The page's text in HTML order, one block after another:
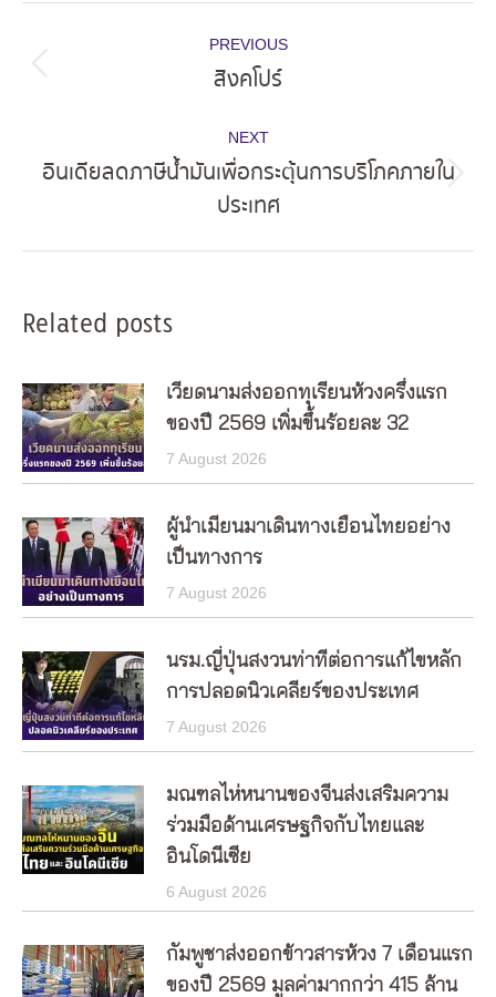
navigation
PREVIOUS
Previous
สิงคโปร์
NEXT
post:
อินเดียลดภาษีน้ำมันเพื่อกระตุ้นการบริโภคภายใน
ประเทศ
Related posts
เวียดนามส่งออกทุเรียนห้วงครึ่งแรก
ของปี 2569 เพิ่มขึ้นร้อยละ 32
7 August 2026
ผู้นำเมียนมาเดินทางเยือนไทยอย่าง
เป็นทางการ
7 August 2026
นรม.ญี่ปุ่นสงวนท่าทีต่อการแก้ไขหลัก
การปลอดนิวเคลียร์ของประเทศ
7 August 2026
มณฑลไห่หนานของจีนส่งเสริมความ
ร่วมมือด้านเศรษฐกิจกับไทยและ
อินโดนีเซีย
6 August 2026
กัมพูชาส่งออกข้าวสารห้วง 7 เดือนแรก
ของปี 2569 มูลค่ามากกว่า 415 ล้าน